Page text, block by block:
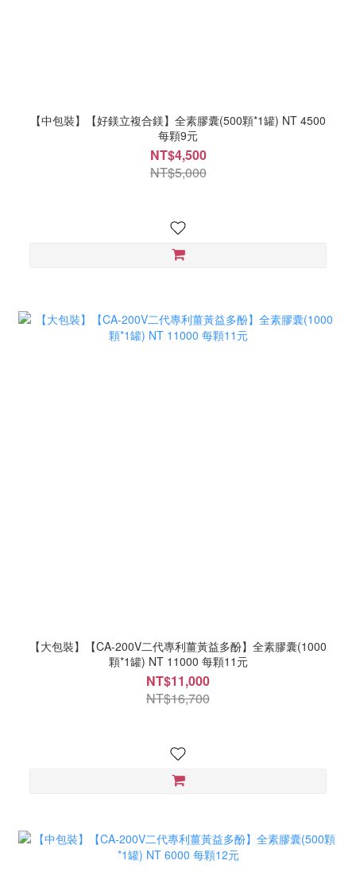
【中包裝】【好鎂立複合鎂】全素膠囊(500顆*1罐) NT 4500
每顆9元
NT$4,500
NT$5,000
【大包裝】【CA-200V二代專利薑黃益多酚】全素膠囊(1000
顆*1罐) NT 11000 每顆11元
NT$11,000
NT$16,700